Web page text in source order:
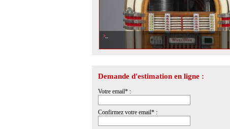
Demande d'estimation en ligne :
Votre email* :
Confirmez votre email* :